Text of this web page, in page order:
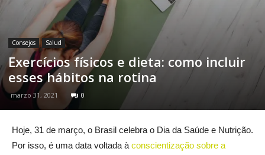
Consejos Salud
Exercícios físicos e dieta: como incluir
esses hábitos na rotina
marzo 31, 2021 0
Hoje, 31 de março, o Brasil celebra o Dia da Saúde e Nutrição.
Por isso, é uma data voltada à conscientização sobre a